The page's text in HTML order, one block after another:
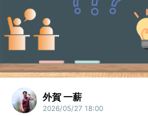
外賀 一薪
2026/05/27 18:00